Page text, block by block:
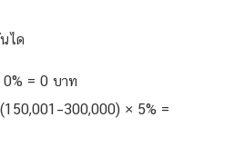
ได
= 0 บาท
× 5% =